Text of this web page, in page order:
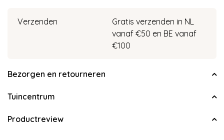
Verzenden
Gratis verzenden in NL
vanaf €50 en BE vanaf
€100
Bezorgen en retourneren
Tuincentrum
Productreview